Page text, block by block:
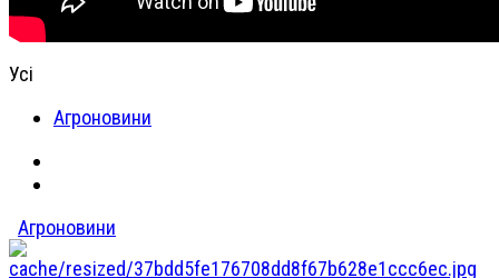
Усі
Агроновини
Агроновини